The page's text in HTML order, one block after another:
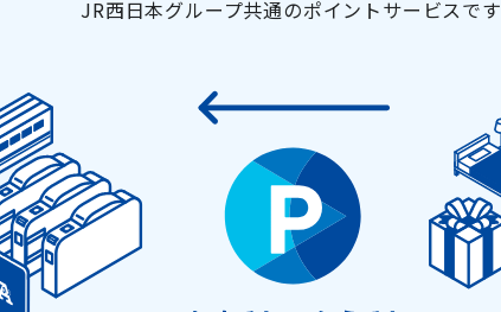
JR西日本グループ共通のポイントサービスです